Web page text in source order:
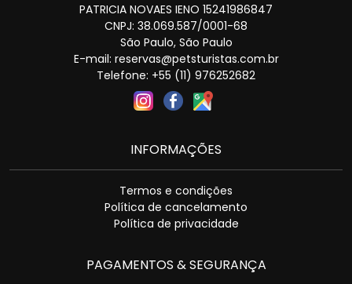
PATRICIA NOVAES IENO 15241986847
CNPJ: 38.069.587/0001-68
São Paulo, São Paulo
E-mail: reservas@petsturistas.com.br
Telefone: +55 (11) 976252682
INFORMAÇÕES
Termos e condições
Política de cancelamento
Política de privacidade
PAGAMENTOS & SEGURANÇA